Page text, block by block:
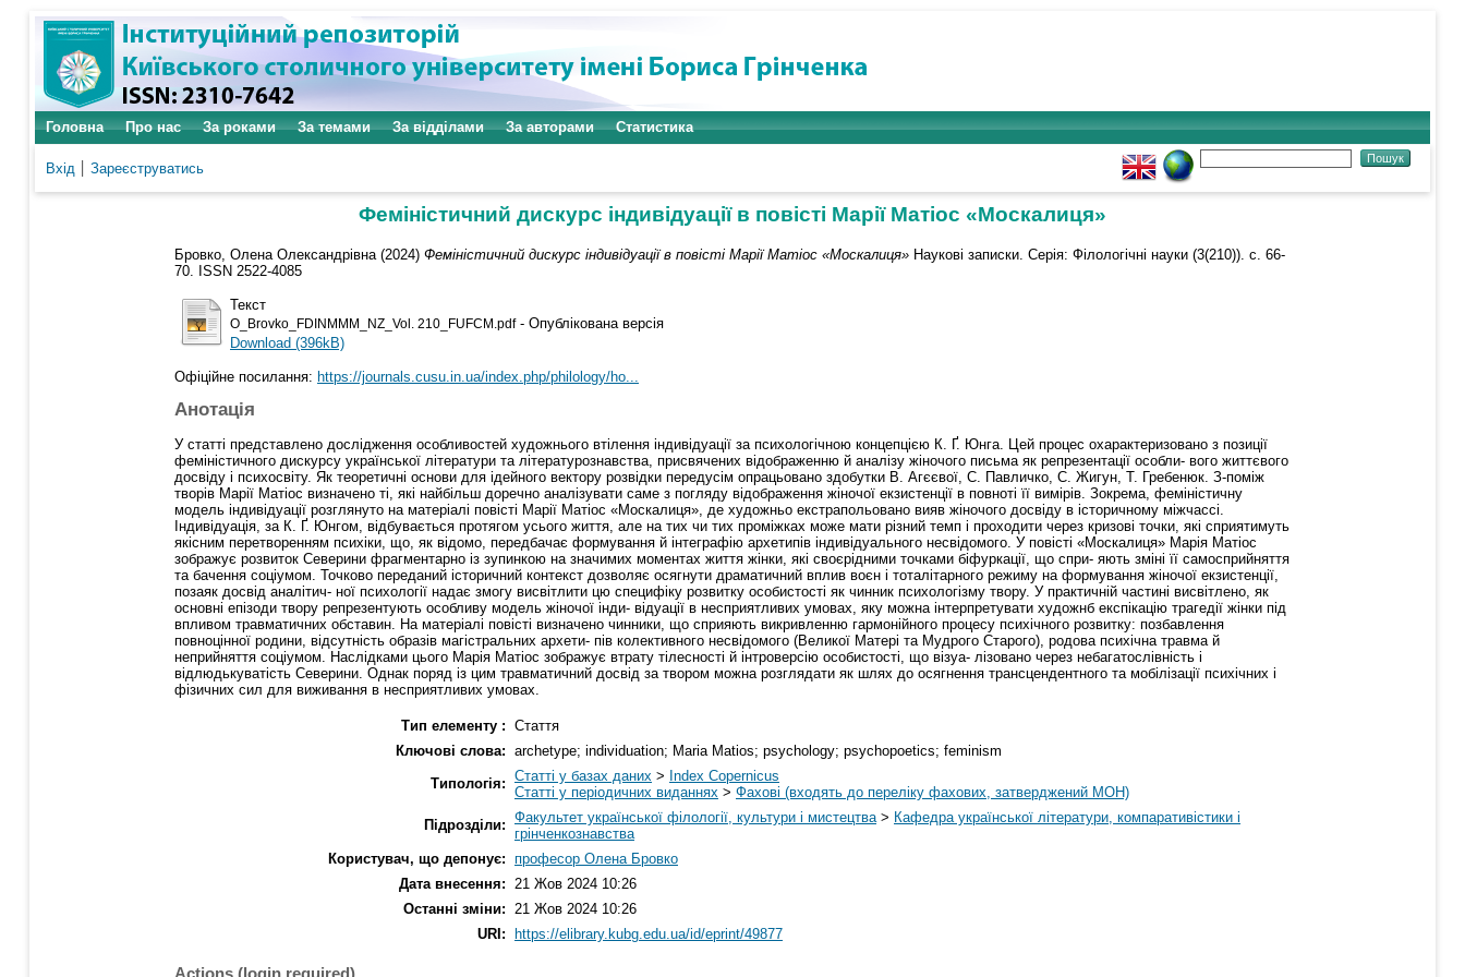
Головна Про нас За роками За темами За відділами За авторами Статистика
Вхід Зареєструватись
Феміністичний дискурс індивідуації в повісті Марії Матіос «Москалиця»
Бровко, Олена Олександрівна (2024) Феміністичний дискурс індивідуації в повісті Марії Матіос «Москалиця» Наукові записки. Серія: Філологічні науки (3(210)). с. 66-
70. ISSN 2522-4085
Текст
O_Brovko_FDINMMM_NZ_Vol. 210_FUFCM.pdf- Опублікована версія
Download (396kB)
Офіційне посилання: https://journals.cusu.in.ua/index.php/philology/ho...
Анотація
У статті представлено дослідження особливостей художнього втілення індивідуації за психологічною концепцією К. Ґ. Юнга. Цей процес охарактеризовано з позиції
феміністичного дискурсу української літератури та літературознавства, присвячених відображенню й аналізу жіночого письма як репрезентації особли- вого життєвого
досвіду і психосвіту. Як теоретичні основи для ідейного вектору розвідки передусім опрацьовано здобутки В. Агєєвої, С. Павличко, С. Жигун, Т. Гребенюк. З-поміж
творів Марії Матіос визначено ті, які найбільш доречно аналізувати саме з погляду відображення жіночої екзистенції в повноті її вимірів. Зокрема, феміністичну
модель індивідуації розглянуто на матеріалі повісті Марії Матіос «Москалиця», де художньо екстрапольовано вияв жіночого досвіду в історичному міжчассі.
Індивідуація, за К. Ґ. Юнгом, відбувається протягом усього життя, але на тих чи тих проміжках може мати різний темп і проходити через кризові точки, які сприятимуть
якісним перетворенням психіки, що, як відомо, передбачає формування й інтеграфію архетипів індивідуального несвідомого. У повісті «Москалиця» Марія Матіос
зображує розвиток Северини фрагментарно із зупинкою на значимих моментах життя жінки, які своєрідними точками біфуркації, що спри- яють зміні її самосприйняття
та бачення соціумом. Точково переданий історичний контекст дозволяє осягнути драматичний вплив воєн і тоталітарного режиму на формування жіночої екзистенції,
позаяк досвід аналітич- ної психології надає змогу висвітлити цю специфіку розвитку особистості як чинник психологізму твору. У практичній частині висвітлено, як
основні епізоди твору репрезентують особливу модель жіночої інди- відуації в несприятливих умовах, яку можна інтерпретувати художнб експікацію трагедії жінки під
впливом травматичних обставин. На матеріалі повісті визначено чинники, що сприяють викривленню гармонійного процесу психічного розвитку: позбавлення
повноцінної родини, відсутність образів магістральних архети- пів колективного несвідомого (Великої Матері та Мудрого Старого), родова психічна травма й
неприйняття соціумом. Наслідками цього Марія Матіос зображує втрату тілесності й інтроверсію особистості, що візуа- лізовано через небагатослівність і
відлюдькуватість Северини. Однак поряд із цим травматичний досвід за твором можна розглядати як шлях до осягнення трансцендентного та мобілізації психічних і
фізичних сил для виживання в несприятливих умовах.
Тип елементу : Стаття
Ключові слова: archetype; individuation; Maria Matios; psychology; psychopoetics; feminism
Типологія: Статті у базах даних > Index Copernicus
Статті у періодичних виданнях > Фахові (входять до переліку фахових, затверджений МОН)
Підрозділи: Факультет української філології, культури і мистецтва > Кафедра української літератури, компаративістики і
грінченкознавства
Користувач, що депонує: професор Олена Бровко
Дата внесення:
21 Жов 2024 10:26
Останні зміни:
21 Жов 2024 10:26
URI:
https://elibrary.kubg.edu.ua/id/eprint/49877